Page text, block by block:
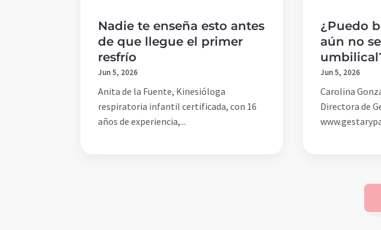
Nadie te enseña esto antes
de que llegue el primer
resfrío
Jun 5, 2026
Anita de la Fuente, Kinesióloga
respiratoria infantil certificada, con 16
años de experiencia,...
¿Puedo
aún no
Jun 5, 2026
Carolina
Directora de